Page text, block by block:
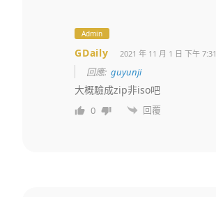
Admin
GDaily 2021 年 11 月 1 日 下午 7:31
回應:guyunji
大概驗成zip非iso吧
0 回覆